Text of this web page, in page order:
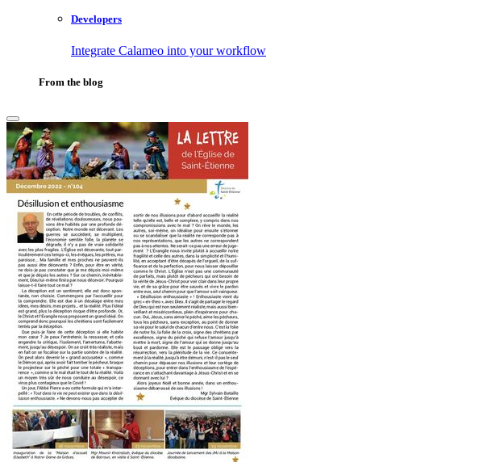
Developers
Integrate Calameo into your workflow
From the blog